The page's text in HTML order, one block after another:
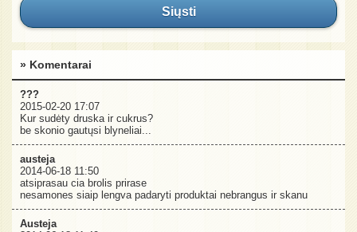
Siųsti
» Komentarai
???
2015-02-20 17:07
Kur sudėty druska ir cukrus?
be skonio gautųsi blyneliai...
austeja
2014-06-18 11:50
atsiprasau cia brolis prirase
nesamones siaip lengva padaryti produktai nebrangus ir skanu
Austeja